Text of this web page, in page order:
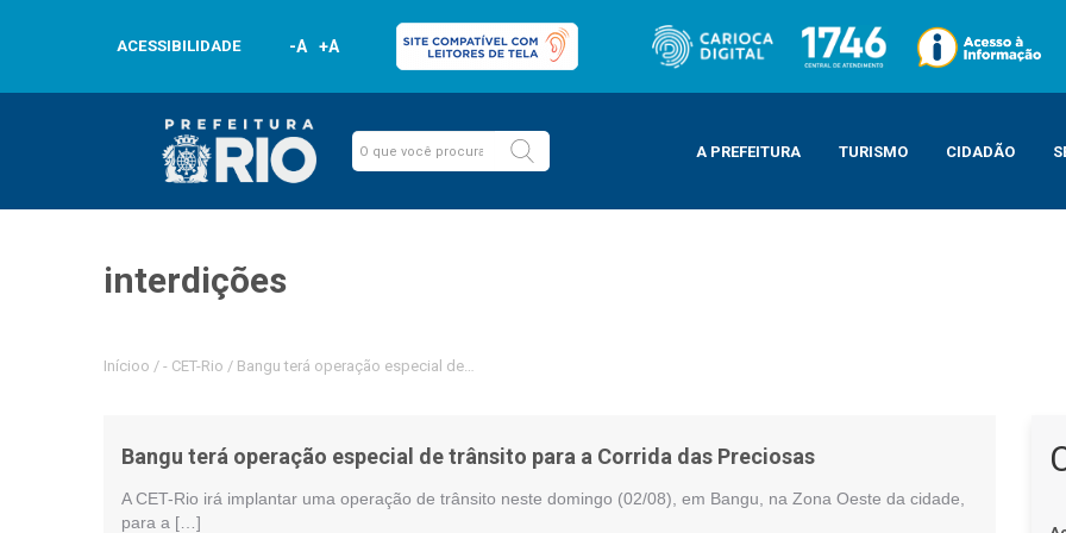
ACESSIBILIDADE -A +A
A PREFEITURA TURISMO CIDADÃO
interdições
Inícioo / - CET-Rio / Bangu terá operação especial de trânsito para a Corrida das Preciosas
Bangu terá operação especial de trânsito para a Corrida das Preciosas
A CET-Rio irá implantar uma operação de trânsito neste domingo (02/08), em Bangu, na Zona Oeste da cidade,
para a […]